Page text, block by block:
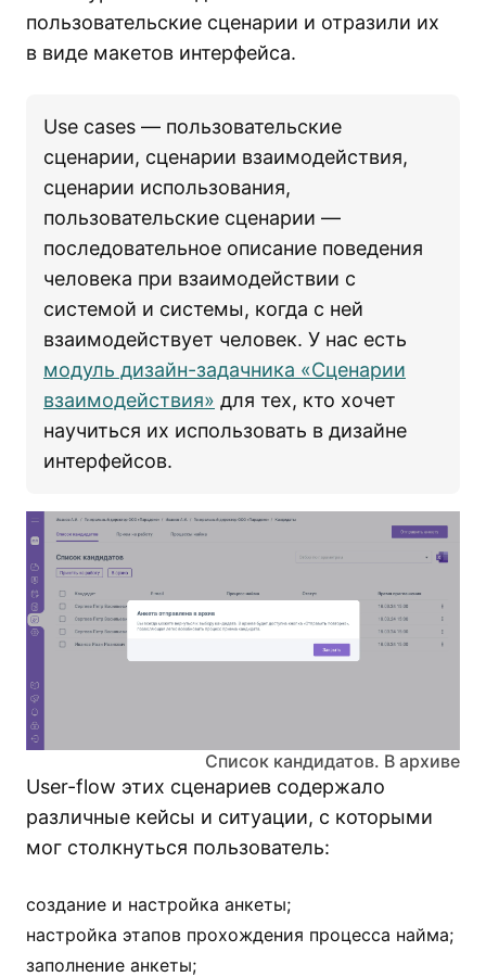
пользовательские сценарии и отразили их
в виде макетов интерфейса.
Use cases — пользовательские
сценарии, сценарии взаимодействия,
сценарии использования,
пользовательские сценарии —
последовательное описание поведения
человека при взаимодействии с
системой и системы, когда с ней
взаимодействует человек. У нас есть
модуль дизайн-задачника «Сценарии
взаимодействия» для тех, кто хочет
научиться их использовать в дизайне
интерфейсов.
Список кандидатов. В архиве
User-flow этих сценариев содержало
различные кейсы и ситуации, с которыми
мог столкнуться пользователь:
создание и настройка анкеты;
настройка этапов прохождения процесса найма;
заполнение анкеты;